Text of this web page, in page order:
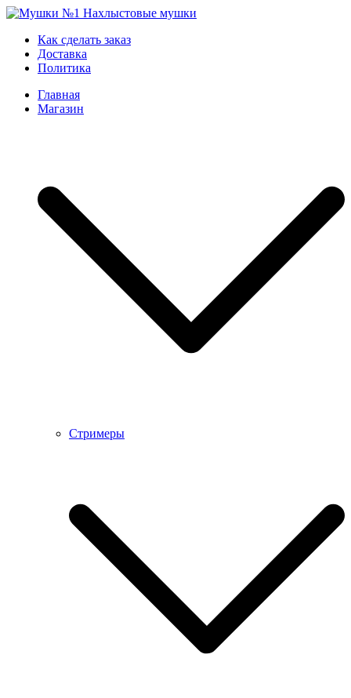
Skip
content
Мушки №1
Нахлыстовые мушки
Как сделать заказ
Доставка
Политика
Главная
Магазин
Стримеры